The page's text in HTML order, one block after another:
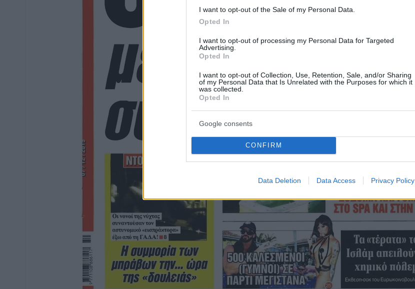
I want to opt-out of the Sale of my Personal Data.
Opted In
I want to opt-out of processing my Personal Data for Targeted
Advertising.
Opted In
I want to opt-out of Collection, Use, Retention, Sale, and/or Sharing
of my Personal Data that Is Unrelated with the Purposes for which it
was collected.
Opted In
Google consents
CONFIRM
Data Deletion Data Access Privacy Policy